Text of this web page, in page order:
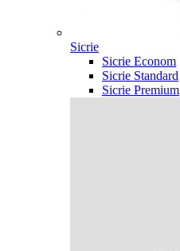
Sicrie
Sicrie Econom
Sicrie Standard
Sicrie Premium